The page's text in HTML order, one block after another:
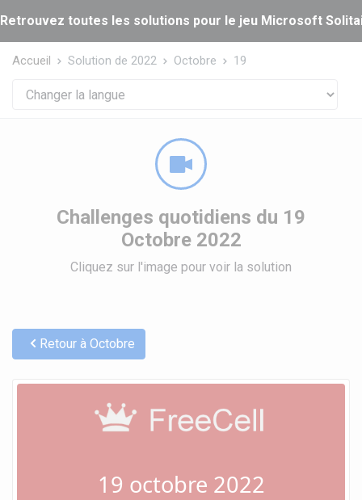
Retrouvez toutes les solutions pour le jeu Microsoft
Accueil Solution de 2022 Octobre 19
Challenges quotidiens du 19
Octobre 2022
Cliquez sur l'image pour voir la solution
Retour à Octobre
19 octobre 2022